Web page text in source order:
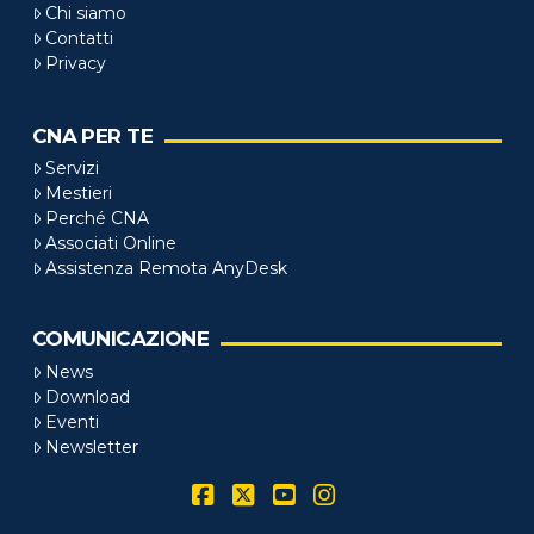
Chi siamo
Contatti
Privacy
CNA PER TE
Servizi
Mestieri
Perché CNA
Associati Online
Assistenza Remota AnyDesk
COMUNICAZIONE
News
Download
Eventi
Newsletter